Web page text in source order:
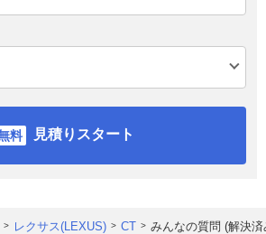
見積りスタート
レクサス(LEXUS) CT みんなの質問 (解決済